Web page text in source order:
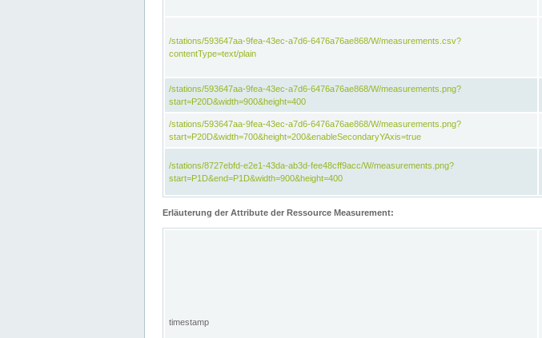
/stations/593647aa-9fea-43ec-a7d6-6476a76ae868/W/measurements.csv?
contentType=text/plain
/stations/593647aa-9fea-43ec-a7d6-6476a76ae868/W/measurements.png?
start=P20D&width=900&height=400
/stations/593647aa-9fea-43ec-a7d6-6476a76ae868/W/measurements.png?
start=P20D&width=700&height=200&enableSecondaryYAxis=true
/stations/8727ebfd-e2e1-43da-ab3d-fee48cff9acc/W/measurements.png?
start=P1D&end=P1D&width=900&height=400
Erläuterung der Attribute der Ressource Measurement:
timestamp